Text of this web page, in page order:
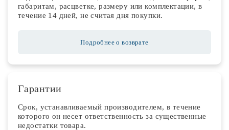
габаритам, расцветке, размеру или комплектации, в
течение 14 дней, не считая дня покупки.
Подробнее о возврате
Гарантии
Срок, устанавливаемый производителем, в течение
которого он несет ответственность за существенные
недостатки товара.